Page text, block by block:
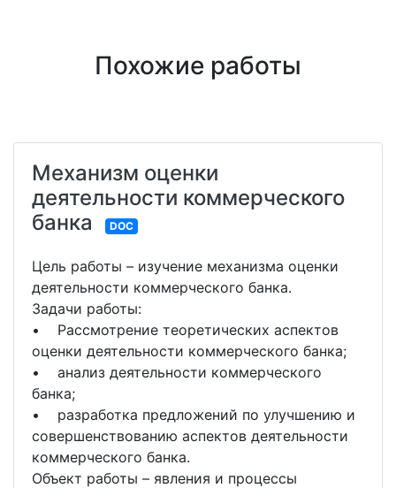
Похожие работы
Механизм оценки
деятельности коммерческого
банка
DOC
Цель работы – изучение механизма оценки
деятельности коммерческого банка.
Задачи работы:
• Рассмотрение теоретических аспектов
оценки деятельности коммерческого банка;
• анализ деятельности коммерческого
банка;
• разработка предложений по улучшению и
совершенствованию аспектов деятельности
коммерческого банка.
Объект работы – явления и процессы